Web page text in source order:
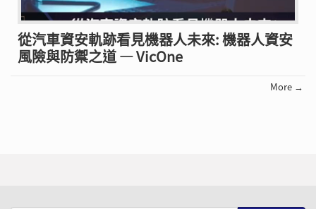
從汽車資安軌跡看見機器人未來: 機器人資安
風險與防禦之道 — VicOne
More →